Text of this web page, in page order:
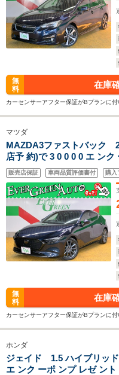
無
料
在庫
カーセンサーアフター保証がBプランに
マツダ
MAZDA3ファストバック
店予 約)で 3 0 0 0 0 エ ン
ナビ 衝突軽減ブレーキ 全
逸脱警報 ブラインドスポ
販売店保証 車両品質評価書付 購入
無
料
在庫
カーセンサーアフター保証がBプランに
ホンダ
ジェイド 1.5 ハイブリッ
エ ンク ーポ ンプ レゼ ン